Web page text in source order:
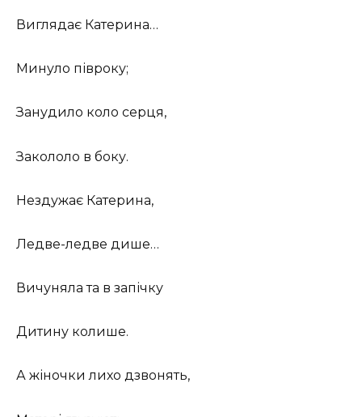
Виглядає Катерина…
Минуло півроку;
Занудило коло серця,
Закололо в боку.
Нездужає Катерина,
Ледве-ледве дише…
Вичуняла та в запічку
Дитину колише.
А жіночки лихо дзвонять,